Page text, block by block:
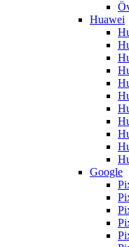
Huawei
Google